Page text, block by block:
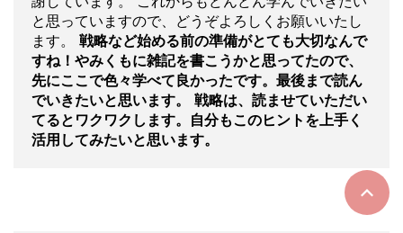
と思っていますので、どうぞよろしくお願いいたし
ます。 戦略など始める前の準備がとても大切なんで
すね！やみくもに雑記を書こうかと思ってたので、
先にここで色々学べて良かったです。最後まで読ん
でいきたいと思います。
戦略は、読ませていただい
てるとワクワクします。自分もこのヒントを上手く
活用してみたいと思います。